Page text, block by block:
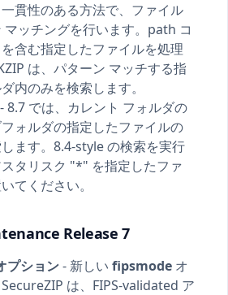
貫性のある方法で、ファイル
マッチングを行います。path コ
含む指定したファイルを処理
は、パターン マッチする指
内のみを検索します。
8.7 では、カレント フォルダの
ォルダの指定したファイルの
ます。8.4-style の検索を実行
タリスク "*" を指定したファ
てください。
Release 7
プション- 新しい fipsmode オ
は、FIPS-validated ア